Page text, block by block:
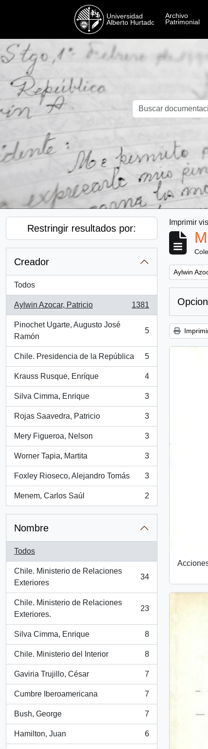
Restringir resultados por:
Creador
Todos
Aylwin Azocar, Patricio
, 1381 resultados
1381
Pinochet Ugarte, Augusto José
Ramón
, 5 resultados
5
Chile. Presidencia de la República
, 5 resultados
5
Krauss Rusque, Enríque
, 4 resultados
4
Silva Cimma, Enrique
, 3 resultados
3
Rojas Saavedra, Patricio
, 3 resultados
3
Mery Figueroa, Nelson
, 3 resultados
3
Worner Tapia, Martita
, 3 resultados
3
Foxley Rioseco, Alejandro Tomás
, 3 resultados
3
Menem, Carlos Saúl
, 2 resultados
2
Nombre
Todos
Chile. Ministerio de Relaciones
Exteriores
, 34 resultados
34
Chile. Ministerio de Relaciones
Exteriores.
, 23 resultados
23
Silva Cimma, Enrique
, 8 resultados
8
Chile. Ministerio del Interior
, 8 resultados
8
Gaviria Trujillo, César
, 7 resultados
7
Cumbre Iberoamericana
, 7 resultados
7
Bush, George
, 7 resultados
7
Hamilton, Juan
, 6 resultados
6
Imprimir
Remove
Aylwin